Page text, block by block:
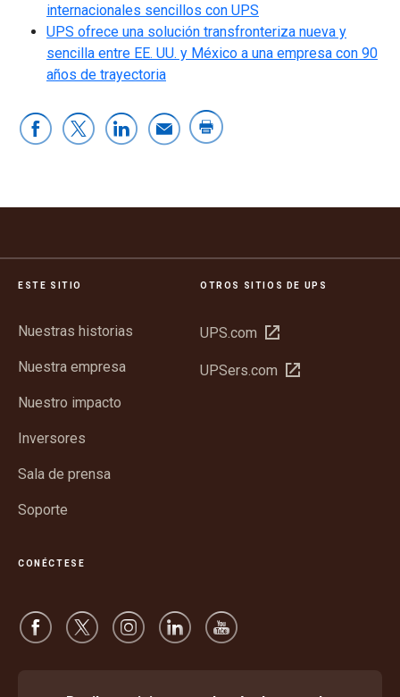
internacionales sencillos con UPS
UPS ofrece una solución transfronteriza nueva y
sencilla entre EE. UU. y México a una empresa con 90
años de trayectoria
ESTE SITIO
Nuestras historias
Nuestra empresa
Nuestro impacto
Inversores
Sala de prensa
Soporte
OTROS SITIOS DE UPS
UPS.com Abrir
una
UPSers.com Abrir
CONÉCTESE